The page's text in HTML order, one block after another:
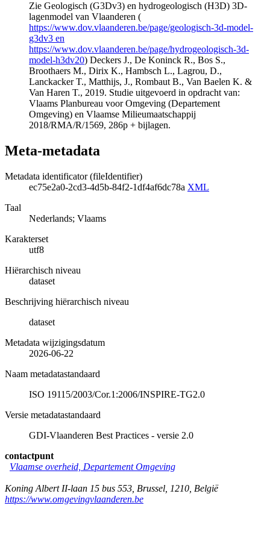
Zie Geologisch (G3Dv3) en hydrogeologisch (H3D) 3D-
lagenmodel van Vlaanderen (
https://www.dov.vlaanderen.be/page/geologisch-3d-model-
g3dv3 en
https://www.dov.vlaanderen.be/page/hydrogeologisch-3d-
model-h3dv20) Deckers J., De Koninck R., Bos S.,
Broothaers M., Dirix K., Hambsch L., Lagrou, D.,
Lanckacker T., Matthijs, J., Rombaut B., Van Baelen K. &
Van Haren T., 2019. Studie uitgevoerd in opdracht van:
Vlaams Planbureau voor Omgeving (Departement
Omgeving) en Vlaamse Milieumaatschappij
2018/RMA/R/1569, 286p + bijlagen.
Meta-metadata
Metadata identificator (fileIdentifier)
ec75e2a0-2cd3-4d5b-84f2-1df4af6dc78a XML
Taal
Nederlands; Vlaams
Karakterset
utf8
Hiërarchisch niveau
dataset
Beschrijving hiërarchisch niveau
dataset
Metadata wijzigingsdatum
2026-06-22
Naam metadatastandaard
ISO 19115/2003/Cor.1:2006/INSPIRE-TG2.0
Versie metadatastandaard
GDI-Vlaanderen Best Practices - versie 2.0
contactpunt
Vlaamse overheid, Departement Omgeving
Koning Albert II-laan 15 bus 553 Brussel 1210 België
https://www.omgevingvlaanderen.be